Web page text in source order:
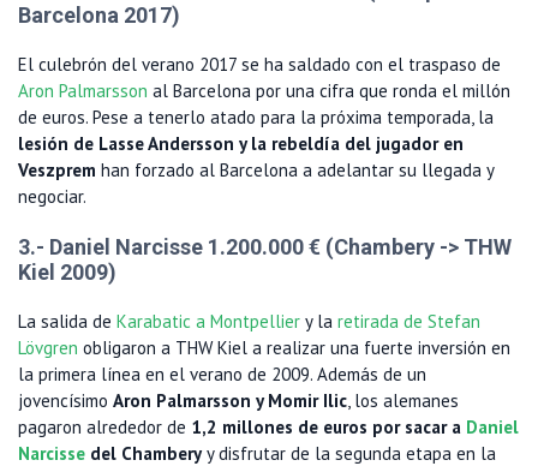
Barcelona 2017)
El culebrón del verano 2017 se ha saldado con el traspaso de
Aron Palmarsson al Barcelona por una cifra que ronda el millón
de euros. Pese a tenerlo atado para la próxima temporada, la
lesión de Lasse Andersson y la rebeldía del jugador en
Veszprem han forzado al Barcelona a adelantar su llegada y
negociar.
3.- Daniel Narcisse 1.200.000 € (Chambery -> THW
Kiel 2009)
La salida de Karabatic a Montpellier y la retirada de Stefan
Lövgren obligaron a THW Kiel a realizar una fuerte inversión en
la primera línea en el verano de 2009. Además de un
jovencísimo Aron Palmarsson y Momir Ilic, los alemanes
pagaron alrededor de 1,2 millones de euros por sacar a Daniel
Narcisse del Chamberyy disfrutar de la segunda etapa en la